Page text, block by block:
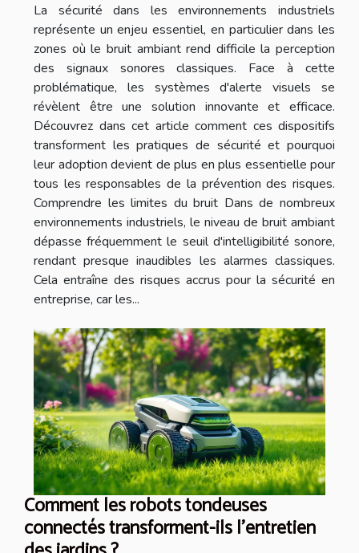
La sécurité dans les environnements industriels
représente un enjeu essentiel, en particulier dans les
zones où le bruit ambiant rend difficile la perception
des signaux sonores classiques. Face à cette
problématique, les systèmes d'alerte visuels se
révèlent être une solution innovante et efficace.
Découvrez dans cet article comment ces dispositifs
transforment les pratiques de sécurité et pourquoi
leur adoption devient de plus en plus essentielle pour
tous les responsables de la prévention des risques.
Comprendre les limites du bruit Dans de nombreux
environnements industriels, le niveau de bruit ambiant
dépasse fréquemment le seuil d'intelligibilité sonore,
rendant presque inaudibles les alarmes classiques.
Cela entraîne des risques accrus pour la sécurité en
entreprise, car les...
Comment les robots tondeuses
connectés transforment-ils l'entretien